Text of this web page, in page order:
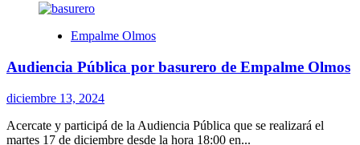
Talleres
formación
Comunitaria
Municipio
sobre
obras
infraestructura
en
Municipio
de
Empalme Olmos
Audiencia Pública por basurero de Empalme Olmos
diciembre 13, 2024
Acercate y participá de la Audiencia Pública que se realizará el
martes 17 de diciembre desde la hora 18:00 en...